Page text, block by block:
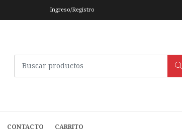
Ingreso/Registro
CONTACTO CARRITO